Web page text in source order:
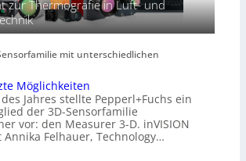
zur Thermografie in Luft- und
mit unterschiedlichen
Möglichkeiten
Jahres stellte Pepperl+Fuchs ein
der 3D-Sensorfamilie
vor: den Measurer 3-D. inVISION
Felhauer, Technology…